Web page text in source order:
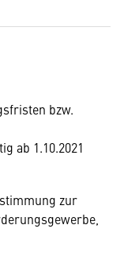
bzw.
ab 1.10.2021
zur